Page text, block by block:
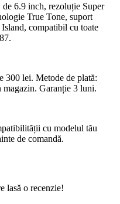
6.9 inch, rezoluție Super
True Tone, suport
compatibil cu toate
300 lei. Metode de plată:
magazin. Garanție 3 luni.
cu modelul tău
de comandă.
lasă o recenzie!